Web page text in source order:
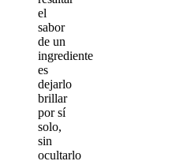
el
sabor
de un
ingrediente
es
dejarlo
brillar
por sí
solo,
sin
ocultarlo